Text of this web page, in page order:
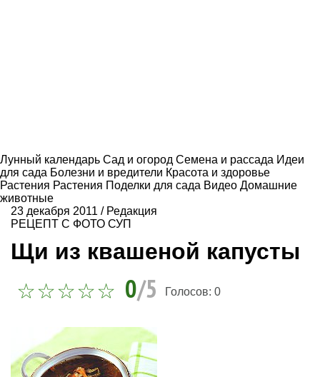
Лунный календарь Сад и огород Семена и рассада Идеи
для сада Болезни и вредители Красота и здоровье
Растения Растения Поделки для сада Видео Домашние
животные
23 декабря 2011 / Редакция
РЕЦЕПТ С ФОТО СУП
Щи из квашеной капусты
0/5 Голосов: 0